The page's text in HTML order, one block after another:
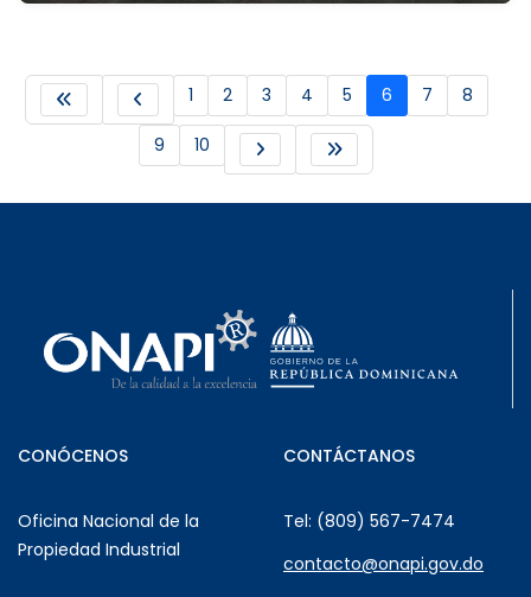
1 2 3 4 5 6 7 8
9 10
CONÓCENOS
Oficina Nacional de la
Propiedad Industrial
CONTÁCTANOS
Tel: (809) 567-7474
contacto@onapi.gov.do